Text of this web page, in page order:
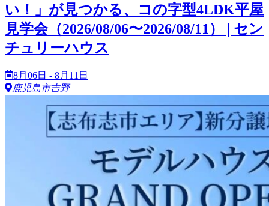
い！」が見つかる、コの字型4LDK平屋
見学会（2026/08/06〜2026/08/11） | セン
チュリーハウス
8月06日 - 8月11日
鹿児島市吉野